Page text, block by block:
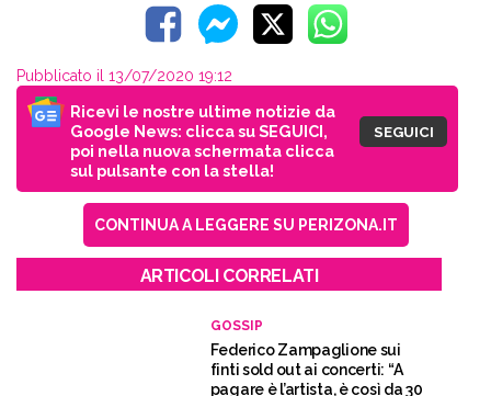
Pubblicato il 13/07/2020 19:12
Ricevi le nostre ultime notizie da
Google News: clicca su SEGUICI,
poi nella nuova schermata clicca
sul pulsante con la stella!
SEGUICI
CONTINUA A LEGGERE SU PERIZONA.IT
ARTICOLI CORRELATI
GOSSIP
Federico Zampaglione sui
finti sold out ai concerti: “A
pagare è l’artista, è così da 30